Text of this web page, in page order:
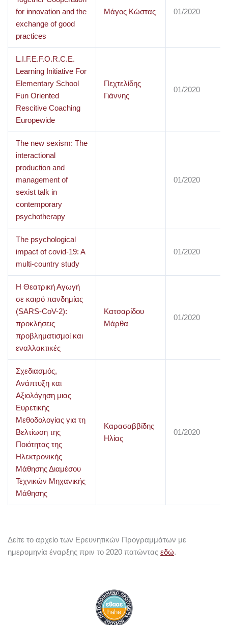
for innovation and the
exchange of good
practices
Μάγος Κώστας 01/2020
L.I.F.E.F.O.R.C.E.
Learning Initiative For
Elementary School
Fun Oriented
Rescitive Coaching
Europewide
Πεχτελίδης
Γιάννης
01/2020
The new sexism: The
interactional
production and
management of
sexist talk in
contemporary
psychotherapy
01/2020
The psychological
impact of covid-19: A
multi-country study
01/2020
Η Θεατρική Αγωγή
σε καιρό πανδημίας
(SARS-CoV-2):
προκλήσεις
προβληματισμοί και
εναλλακτικές
Κατσαρίδου
Μάρθα
01/2020
Σχεδιασμός,
Ανάπτυξη και
Αξιολόγηση μιας
Ευρετικής
Μεθοδολογίας για τη
Βελτίωση της
Ποιότητας της
Ηλεκτρονικής
Μάθησης Διαμέσου
Τεχνικών Μηχανικής
Μάθησης
Καρασαββίδης
Ηλίας
01/2020
Δείτε το αρχείο των Ερευνητικών Προγραμμάτων με
ημερομηνία έναρξης πριν το 2020 πατώντας εδώ.